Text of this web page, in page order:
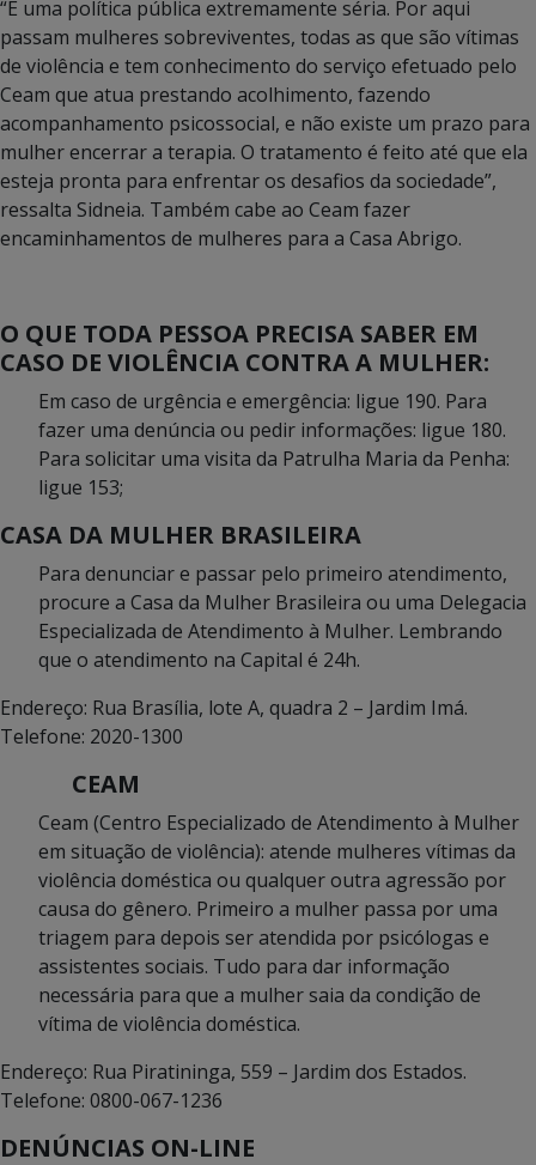
“É uma política pública extremamente séria. Por aqui
passam mulheres sobreviventes, todas as que são vítimas
de violência e tem conhecimento do serviço efetuado pelo
Ceam que atua prestando acolhimento, fazendo
acompanhamento psicossocial, e não existe um prazo para
mulher encerrar a terapia. O tratamento é feito até que ela
esteja pronta para enfrentar os desafios da sociedade”,
ressalta Sidneia. Também cabe ao Ceam fazer
encaminhamentos de mulheres para a Casa Abrigo.
O QUE TODA PESSOA PRECISA SABER EM
CASO DE VIOLÊNCIA CONTRA A MULHER:
Em caso de urgência e emergência: ligue 190. Para
fazer uma denúncia ou pedir informações: ligue 180.
Para solicitar uma visita da Patrulha Maria da Penha:
ligue 153;
CASA DA MULHER BRASILEIRA
Para denunciar e passar pelo primeiro atendimento,
procure a Casa da Mulher Brasileira ou uma Delegacia
Especializada de Atendimento à Mulher. Lembrando
que o atendimento na Capital é 24h.
Endereço: Rua Brasília, lote A, quadra 2 – Jardim Imá.
Telefone: 2020-1300
CEAM
Ceam (Centro Especializado de Atendimento à Mulher
em situação de violência): atende mulheres vítimas da
violência doméstica ou qualquer outra agressão por
causa do gênero. Primeiro a mulher passa por uma
triagem para depois ser atendida por psicólogas e
assistentes sociais. Tudo para dar informação
necessária para que a mulher saia da condição de
vítima de violência doméstica.
Endereço: Rua Piratininga, 559 – Jardim dos Estados.
Telefone: 0800-067-1236
DENÚNCIAS ON-LINE